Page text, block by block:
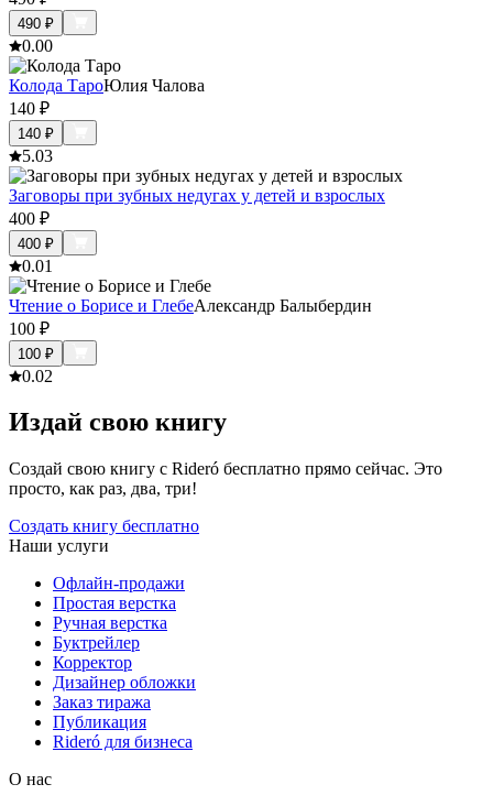
490 ₽
0.00
Колода ТароЮлия Чалова
140 ₽
140 ₽
5.03
Заговоры при зубных недугах у детей и взрослых
400 ₽
400 ₽
0.01
Чтение о Борисе и ГлебеАлександр Балыбердин
100 ₽
100 ₽
0.02
Издай свою книгу
Создай свою книгу с Rideró бесплатно прямо сейчас. Это
просто, как раз, два, три!
Создать книгу бесплатно
Наши услуги
Офлайн-продажи
Простая верстка
Ручная верстка
Буктрейлер
Корректор
Дизайнер обложки
Заказ тиража
Публикация
Rideró для бизнеса
О нас